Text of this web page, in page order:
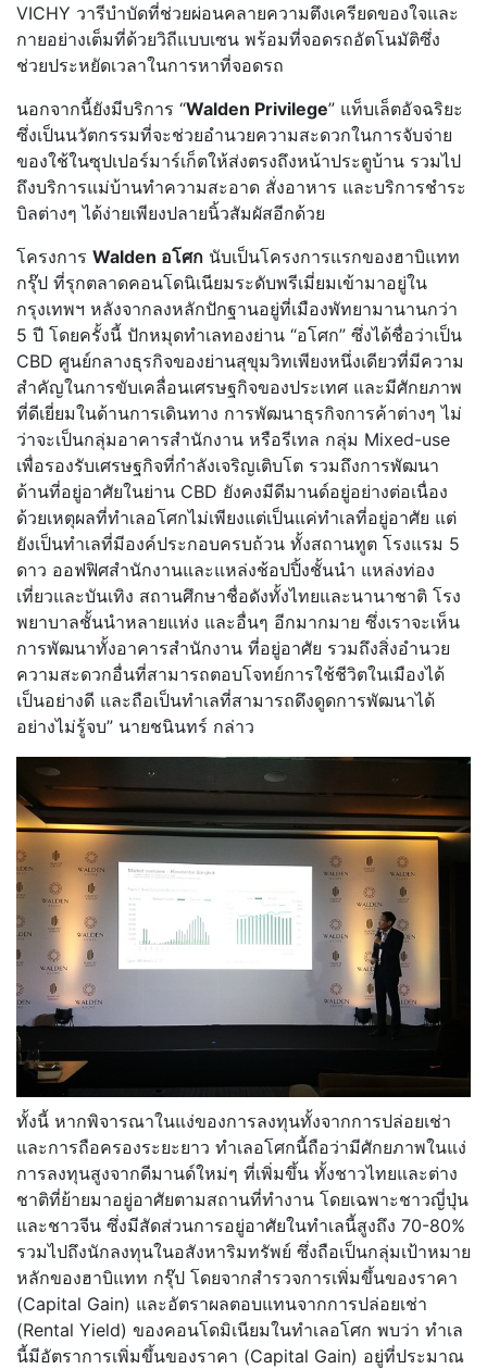
VICHY วารีบำบัดที่ช่วยผ่อนคลายความตึงเครียดของใจและ
กายอย่างเต็มที่ด้วยวิถีแบบเซน พร้อมที่จอดรถอัตโนมัติซึ่ง
ช่วยประหยัดเวลาในการหาที่จอดรถ
นอกจากนี้ยังมีบริการ “Walden Privilege” แท็บเล็ตอัจฉริยะ
ซึ่งเป็นนวัตกรรมที่จะช่วยอำนวยความสะดวกในการจับจ่าย
ของใช้ในซุปเปอร์มาร์เก็ตให้ส่งตรงถึงหน้าประตูบ้าน รวมไป
ถึงบริการแม่บ้านทำความสะอาด สั่งอาหาร และบริการชำระ
บิลต่างๆ ได้ง่ายเพียงปลายนิ้วสัมผัสอีกด้วย
โครงการ Walden อโศก นับเป็นโครงการแรกของฮาบิแทท
กรุ๊ป ที่รุกตลาดคอนโดนิเนียมระดับพรีเมี่ยมเข้ามาอยู่ใน
กรุงเทพฯ หลังจากลงหลักปักฐานอยู่ที่เมืองพัทยามานานกว่า
5 ปี โดยครั้งนี้ ปักหมุดทำเลทองย่าน “อโศก” ซึ่งได้ชื่อว่าเป็น
CBD ศูนย์กลางธุรกิจของย่านสุขุมวิทเพียงหนึ่งเดียวที่มีความ
สำคัญในการขับเคลื่อนเศรษฐกิจของประเทศ และมีศักยภาพ
ที่ดีเยี่ยมในด้านการเดินทาง การพัฒนาธุรกิจการค้าต่างๆ ไม่
ว่าจะเป็นกลุ่มอาคารสำนักงาน หรือรีเทล กลุ่ม Mixed-use
เพื่อรองรับเศรษฐกิจที่กำลังเจริญเติบโต รวมถึงการพัฒนา
ด้านที่อยู่อาศัยในย่าน CBD ยังคงมีดีมานด์อยู่อย่างต่อเนื่อง
ด้วยเหตุผลที่ทำเลอโศกไม่เพียงแต่เป็นแค่ทำเลที่อยู่อาศัย แต่
ยังเป็นทำเลที่มีองค์ประกอบครบถ้วน ทั้งสถานทูต โรงแรม 5
ดาว ออฟฟิศสำนักงานและแหล่งช้อปปิ้งชั้นนำ แหล่งท่อง
เที่ยวและบันเทิง สถานศึกษาชื่อดังทั้งไทยและนานาชาติ โรง
พยาบาลชั้นนำหลายแห่ง และอื่นๆ อีกมากมาย ซึ่งเราจะเห็น
การพัฒนาทั้งอาคารสำนักงาน ที่อยู่อาศัย รวมถึงสิ่งอำนวย
ความสะดวกอื่นที่สามารถตอบโจทย์การใช้ชีวิตในเมืองได้
เป็นอย่างดี และถือเป็นทำเลที่สามารถดึงดูดการพัฒนาได้
อย่างไม่รู้จบ” นายชนินทร์ กล่าว
ทั้งนี้ หากพิจารณาในแง่ของการลงทุนทั้งจากการปล่อยเช่า
และการถือครองระยะยาว ทำเลอโศกนี้ถือว่ามีศักยภาพในแง่
การลงทุนสูงจากดีมานด์ใหม่ๆ ที่เพิ่มขึ้น ทั้งชาวไทยและต่าง
ชาติที่ย้ายมาอยู่อาศัยตามสถานที่ทำงาน โดยเฉพาะชาวญี่ปุ่น
และชาวจีน ซึ่งมีสัดส่วนการอยู่อาศัยในทำเลนี้สูงถึง 70-80%
รวมไปถึงนักลงทุนในอสังหาริมทรัพย์ ซึ่งถือเป็นกลุ่มเป้าหมาย
หลักของฮาบิแทท กรุ๊ป โดยจากสำรวจการเพิ่มขึ้นของราคา
(Capital Gain) และอัตราผลตอบแทนจากการปล่อยเช่า
(Rental Yield) ของคอนโดมิเนียมในทำเลอโศก พบว่า ทำเล
นี้มีอัตราการเพิ่มขึ้นของราคา (Capital Gain) อยู่ที่ประมาณ